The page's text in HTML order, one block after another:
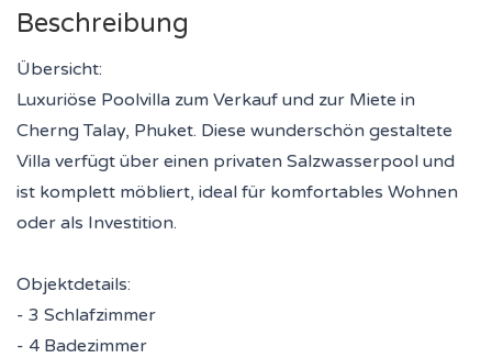
Beschreibung
Übersicht:
Luxuriöse Poolvilla zum Verkauf und zur Miete in
Cherng Talay, Phuket. Diese wunderschön gestaltete
Villa verfügt über einen privaten Salzwasserpool und
ist komplett möbliert, ideal für komfortables Wohnen
oder als Investition.
Objektdetails:
- 3 Schlafzimmer
- 4 Badezimmer